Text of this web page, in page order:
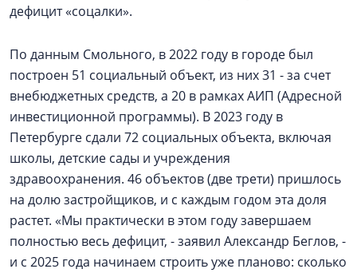
дефицит «соцалки».
По данным Смольного, в 2022 году в городе был
построен 51 социальный объект, из них 31 - за счет
внебюджетных средств, а 20 в рамках АИП (Адресной
инвестиционной программы). В 2023 году в
Петербурге сдали 72 социальных объекта, включая
школы, детские сады и учреждения
здравоохранения. 46 объектов (две трети) пришлось
на долю застройщиков, и с каждым годом эта доля
растет. «Мы практически в этом году завершаем
полностью весь дефицит, - заявил Александр Беглов, -
и с 2025 года начинаем строить уже планово: сколько